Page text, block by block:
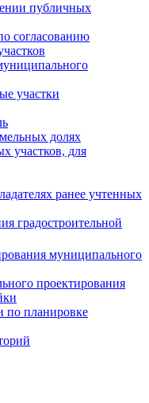
публичных
согласованию
участки
долях
участков, для
ранее учтенных
градостроительной
муниципального
проектирования
по планировке